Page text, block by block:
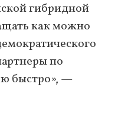
гибридной
как можно
по
быстро», —